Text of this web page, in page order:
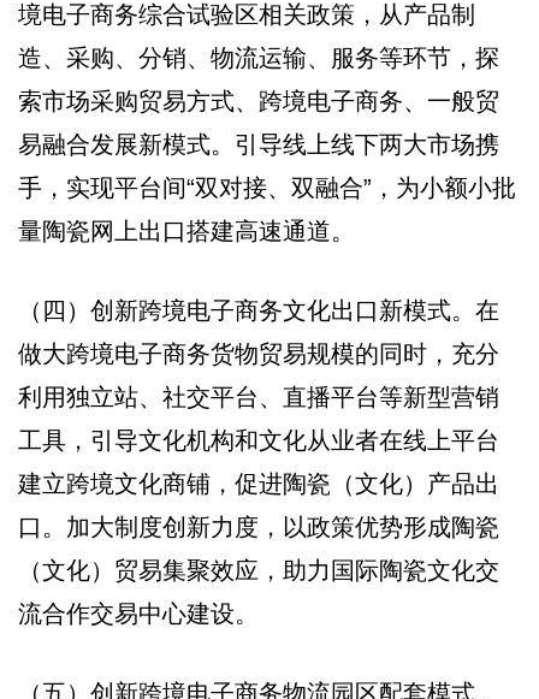
境电子商务综合试验区相关政策，从产品制
造、采购、分销、物流运输、服务等环节，探
索市场采购贸易方式、跨境电子商务、一般贸
易融合发展新模式。引导线上线下两大市场携
手，实现平台间“双对接、双融合”，为小额小批
量陶瓷网上出口搭建高速通道。
（四）创新跨境电子商务文化出口新模式。在
做大跨境电子商务货物贸易规模的同时，充分
利用独立站、社交平台、直播平台等新型营销
工具，引导文化机构和文化从业者在线上平台
建立跨境文化商铺，促进陶瓷（文化）产品出
口。加大制度创新力度，以政策优势形成陶瓷
（文化）贸易集聚效应，助力国际陶瓷文化交
流合作交易中心建设。
（五）创新跨境电子商务物流园区配套模式。